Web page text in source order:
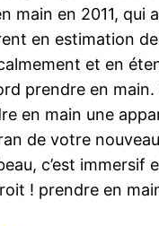
main en 2011,
en estimation
et en
prendre en
en main une
de votre
c’est
! prendre en